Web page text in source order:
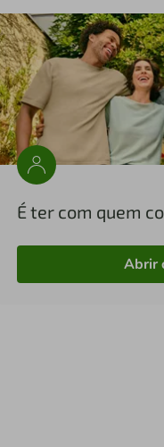
É ter com quem
Abrir